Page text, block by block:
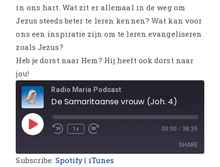
in ons hart. Wat zit er allemaal in de weg om
Jezus steeds beter te leren kennen? Wat kan voor
ons een inspiratie zijn om te leren evangeliseren
zoals Jezus?
Heb je dorst naar Hem? Hij heeft ook dorst naar
jou!
Radio Maria Podcast
De Samaritaanse vrouw (Joh. 4)
1x 00:00 / 38:39
SHARE
Subscribe: Spotify | iTunes